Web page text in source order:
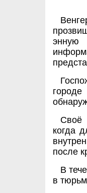
энную
Своё
когда
после
В
в